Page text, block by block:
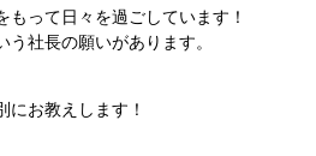
って日々を過ごしています！
社長の願いがあります。
にお教えします！